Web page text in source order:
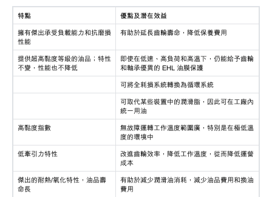
特點
優點及潛在效益
擁有傑出承受負載能力和抗磨損
性能
有助於延長齒輪壽命，降低保養費用
提供超高黏度等級的油品；特性
不變，性能也不降低
即使在低速、高負荷和高溫下，仍能給予齒輪
和軸承優異的 EHL 油膜保護
可將全耗損系統轉換為循環系統
可取代某些裝置中的潤滑脂，因此可在工廠內
統一用油
高黏度指數
無故障運轉工作溫度範圍廣，特別是在極低溫
度的環境中
低牽引力特性
改進齒輪效率，降低工作溫度，從而降低運營
成本
傑出的耐熱/氧化特性，油品壽
命長
有助於減少潤滑油消耗，減少油品費用和換油
費用